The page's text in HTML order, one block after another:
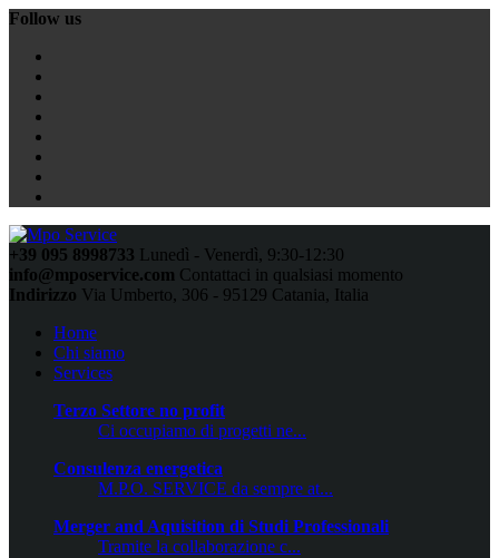
Follow us
+39 095 8998733 Lunedì - Venerdì, 9:30-12:30
info@mposervice.com Contattaci in qualsiasi momento
Indirizzo Via Umberto, 306 - 95129 Catania, Italia
Home
Chi siamo
Services
Terzo Settore no profit
Ci occupiamo di progetti ne...
Consulenza energetica
M.P.O. SERVICE da sempre at...
Merger and Aquisition di Studi Professionali
Tramite la collaborazione c...